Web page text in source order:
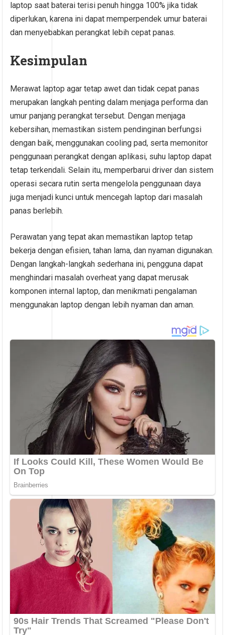
laptop saat baterai terisi penuh hingga 100% jika tidak
diperlukan, karena ini dapat memperpendek umur baterai
dan menyebabkan perangkat lebih cepat panas.
Kesimpulan
Merawat laptop agar tetap awet dan tidak cepat panas
merupakan langkah penting dalam menjaga performa dan
umur panjang perangkat tersebut. Dengan menjaga
kebersihan, memastikan sistem pendinginan berfungsi
dengan baik, menggunakan cooling pad, serta memonitor
penggunaan perangkat dengan aplikasi, suhu laptop dapat
tetap terkendali. Selain itu, memperbarui driver dan sistem
operasi secara rutin serta mengelola penggunaan daya
juga menjadi kunci untuk mencegah laptop dari masalah
panas berlebih.
Perawatan yang tepat akan memastikan laptop tetap
bekerja dengan efisien, tahan lama, dan nyaman digunakan.
Dengan langkah-langkah sederhana ini, pengguna dapat
menghindari masalah overheat yang dapat merusak
komponen internal laptop, dan menikmati pengalaman
menggunakan laptop dengan lebih nyaman dan aman.